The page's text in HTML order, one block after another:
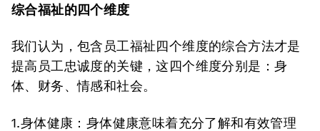
综合福祉的四个维度
我们认为，包含员工福祉四个维度的综合方法才是
提高员工忠诚度的关键，这四个维度分别是：身
体、财务、情感和社会。
1.身体健康： 身体健康意味着充分了解和有效管理